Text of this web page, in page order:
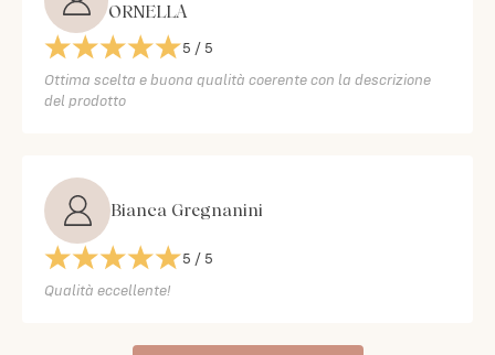
ORNELLA
5 / 5
Ottima scelta e buona qualità coerente con la descrizione
del prodotto
Bianca Gregnanini
5 / 5
Qualità eccellente!